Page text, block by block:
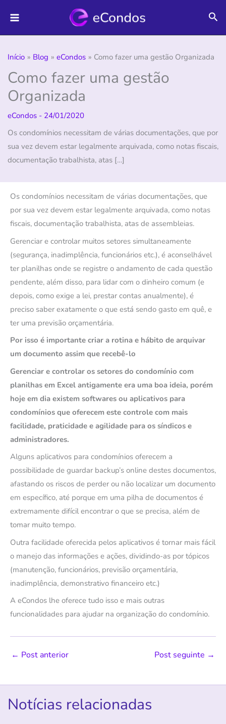
para
o
Início Blog eCondos Como fazer uma gestão Organizada
Como fazer uma gestão
Organizada
eCondos - 24/01/2020
Os condomínios necessitam de várias documentações, que por
sua vez devem estar legalmente arquivada, como notas fiscais,
documentação trabalhista, atas […]
Os condomínios necessitam de várias documentações, que
por sua vez devem estar legalmente arquivada, como notas
fiscais, documentação trabalhista, atas de assembleias.
Gerenciar e controlar muitos setores simultaneamente
(segurança, inadimplência, funcionários etc.), é aconselhável
ter planilhas onde se registre o andamento de cada questão
pendente, além disso, para lidar com o dinheiro comum (e
depois, como exige a lei, prestar contas anualmente), é
preciso saber exatamente o que está sendo gasto em quê, e
ter uma previsão orçamentária.
Por isso é importante criar a rotina e hábito de arquivar
um documento assim que recebê-lo
Gerenciar e controlar os setores do condomínio com
planilhas em Excel antigamente era uma boa ideia, porém
hoje em dia existem softwares ou aplicativos para
condomínios que oferecem este controle com mais
facilidade, praticidade e agilidade para os síndicos e
administradores.
Alguns aplicativos para condomínios oferecem a
possibilidade de guardar backup’s online destes documentos,
afastando os riscos de perder ou não localizar um documento
em específico, até porque em uma pilha de documentos é
extremamente difícil encontrar o que se precisa, além de
tomar muito tempo.
Outra facilidade oferecida pelos aplicativos é tornar mais fácil
o manejo das informações e ações, dividindo-as por tópicos
(manutenção, funcionários, previsão orçamentária,
inadimplência, demonstrativo financeiro etc.)
A eCondos lhe oferece tudo isso e mais outras
funcionalidades para ajudar na organização do condomínio.
← Post anterior Post seguinte →
Notícias relacionadas